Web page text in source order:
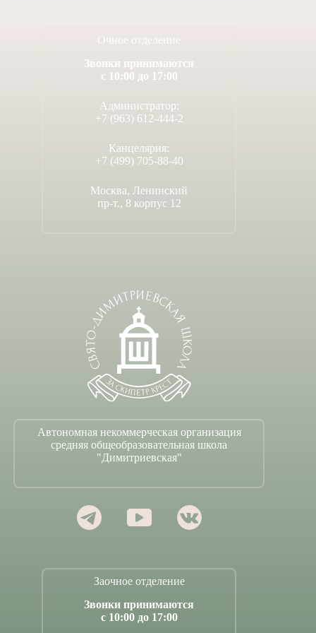
Очное отделение
Звонки принимаются
с 10:00 до 17:00
Администратор:
+7 (963) 612-444-2
Канцелярия:
+7 (499) 705-88-40
Москва, Ленинский
пр-т., 8 корпус 12
Автономная некоммерческая организация
средняя общеобразовательная школа
"Димитриевская"
Заочное отделение
Звонки принимаются
с 10:00 до 17:00